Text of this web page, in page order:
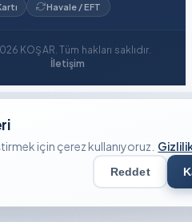
Havale / EFT
KOŞAR. Tüm hakları saklıdır.
İletişim
için çerez kullanıyoruz.
Reddet